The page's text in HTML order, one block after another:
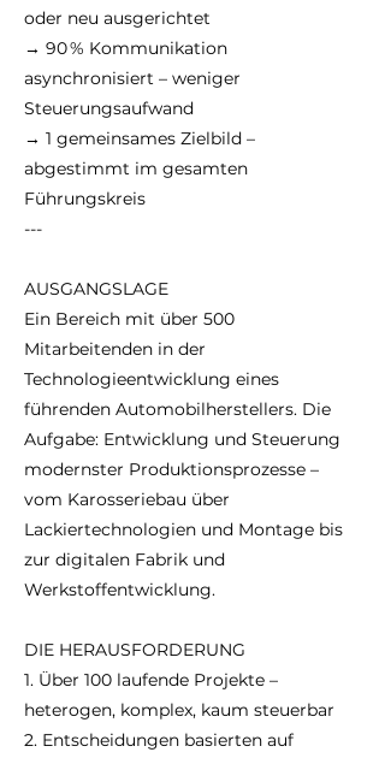
oder neu ausgerichtet
→ 90 % Kommunikation
asynchronisiert – weniger
Steuerungsaufwand
→ 1 gemeinsames Zielbild –
abgestimmt im gesamten
Führungskreis
---
AUSGANGSLAGE
Ein Bereich mit über 500
Mitarbeitenden in der
Technologieentwicklung eines
führenden Automobilherstellers. Die
Aufgabe: Entwicklung und Steuerung
modernster Produktionsprozesse –
vom Karosseriebau über
Lackiertechnologien und Montage bis
zur digitalen Fabrik und
Werkstoffentwicklung.
DIE HERAUSFORDERUNG
1. Über 100 laufende Projekte –
heterogen, komplex, kaum steuerbar
2. Entscheidungen basierten auf